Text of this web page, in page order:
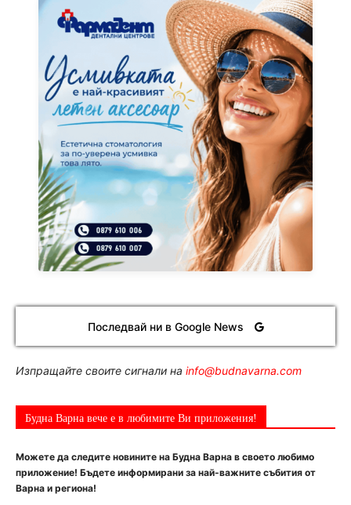
Последвай ни в Google News
Изпращайте своите сигнали на info@budnavarna.com
Будна Варна вече е в любимите Ви приложения!
Можете да следите новините на Будна Варна в своето любимо
приложение! Бъдете информирани за най-важните събития от
Варна и региона!